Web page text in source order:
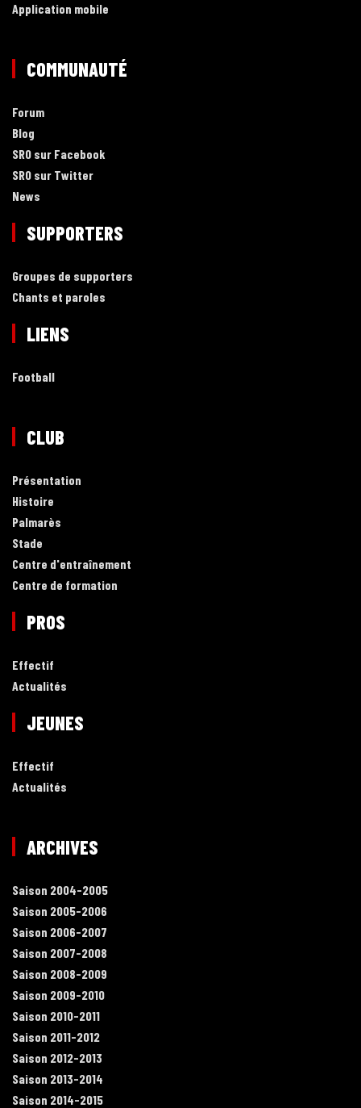
Application mobile
COMMUNAUTÉ
Forum
Blog
SRO sur Facebook
SRO sur Twitter
News
SUPPORTERS
Groupes de supporters
Chants et paroles
LIENS
Football
CLUB
Présentation
Histoire
Palmarès
Stade
Centre d'entraînement
Centre de formation
PROS
Effectif
Actualités
JEUNES
Effectif
Actualités
ARCHIVES
Saison 2004-2005
Saison 2005-2006
Saison 2006-2007
Saison 2007-2008
Saison 2008-2009
Saison 2009-2010
Saison 2010-2011
Saison 2011-2012
Saison 2012-2013
Saison 2013-2014
Saison 2014-2015